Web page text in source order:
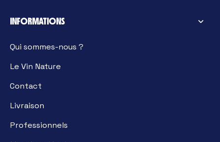
INFORMATIONS
Qui sommes-nous ?
Le Vin Nature
Contact
Livraison
Professionnels